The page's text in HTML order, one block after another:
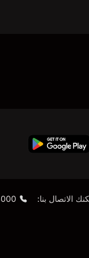
الاتصال بنا: